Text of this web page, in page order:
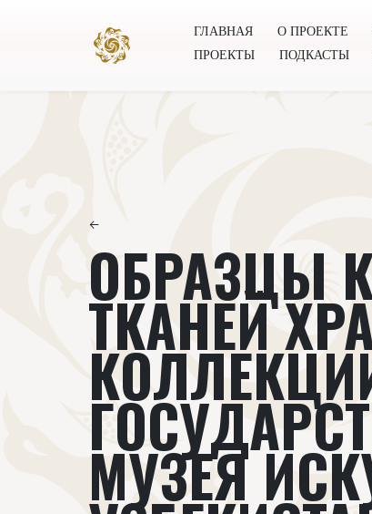
ГЛАВНАЯ О ПРОЕКТЕ
ПРОЕКТЫ
ПОДКАСТЫ
←
ОБРАЗЦЫ
ТКАНЕЙ
МУЗЕЯ